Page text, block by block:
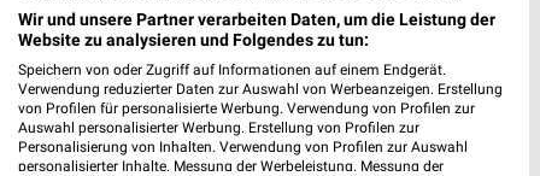
Heute 07:00 - 20:00 Uhr | Geöffnet
391,70 km • Angebote: 2 Prospekte
Lidl Kürnach
Wachtelberg 18
Wir und unsere Partner verarbeiten Daten, um die Leistung der
Website zu analysieren und Folgendes zu tun:
Speichern von oder Zugriff auf Informationen auf einem Endgerät.
Verwendung reduzierter Daten zur Auswahl von Werbeanzeigen. Erstellung
von Profilen für personalisierte Werbung. Verwendung von Profilen zur
Auswahl personalisierter Werbung. Erstellung von Profilen zur
Personalisierung von Inhalten. Verwendung von Profilen zur Auswahl
personalisierter Inhalte. Messung der Werbeleistung. Messung der